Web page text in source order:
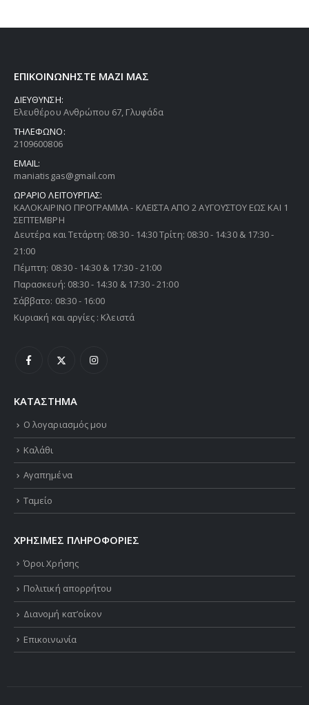
ΕΠΙΚΟΙΝΩΝΗΣΤΕ ΜΑΖΙ ΜΑΣ
ΔΙΕΥΘΥΝΣΗ:
Ελευθέρου Ανθρώπου 67, Γλυφάδα
ΤΗΛΕΦΩΝΟ:
2109600806
EMAIL:
maniatisgas@gmail.com
ΩΡΑΡΙΟ ΛΕΙΤΟΥΡΓΙΑΣ:
ΚΑΛΟΚΑΙΡΙΝΟ ΠΡΟΓΡΑΜΜΑ - ΚΛΕΙΣΤΑ ΑΠΟ 2 ΑΥΓΟΥΣΤΟΥ ΕΩΣ ΚΑΙ 1
ΣΕΠΤΕΜΒΡΗ
Δευτέρα και Τετάρτη: 08:30 - 14:30 Τρίτη: 08:30 - 14:30 & 17:30 -
21:00
Πέμπτη: 08:30 - 14:30 & 17:30 - 21:00
Παρασκευή: 08:30 - 14:30 & 17:30 - 21:00
Σάββατο: 08:30 - 16:00
Κυριακή και αργίες : Κλειστά
ΚΑΤΑΣΤΗΜΑ
Ο λογαριασμός μου
Καλάθι
Αγαπημένα
Ταμείο
ΧΡΗΣΙΜΕΣ ΠΛΗΡΟΦΟΡΙΕΣ
Όροι Χρήσης
Πολιτική απορρήτου
Διανομή κατ’οίκον
Επικοινωνία